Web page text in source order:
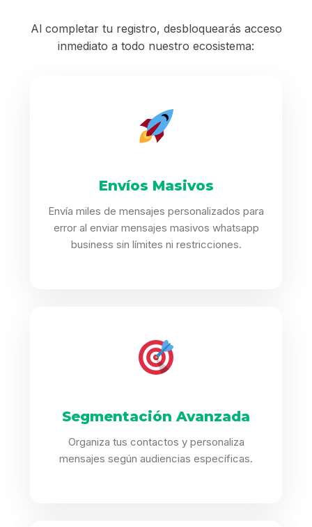
Al completar tu registro, desbloquearás acceso
inmediato a todo nuestro ecosistema:
Envíos Masivos
Envía miles de mensajes personalizados para
error al enviar mensajes masivos whatsapp
business sin límites ni restricciones.
Segmentación Avanzada
Organiza tus contactos y personaliza
mensajes según audiencias específicas.